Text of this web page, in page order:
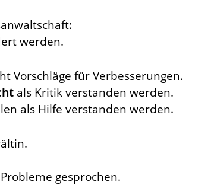
werden.
Vorschläge für Verbesserungen.
als Kritik verstanden werden.
als Hilfe verstanden werden.
gesprochen.